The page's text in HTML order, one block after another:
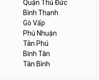
Quận Thủ Đức
Bình Thạnh
Gò Vấp
Phú Nhuận
Tân Phú
Bình Tân
Tân Bình